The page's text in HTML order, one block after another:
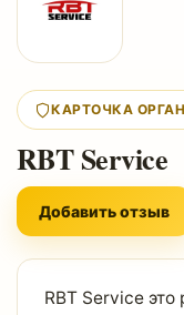
КАРТОЧКА
RBT Service
Добавить отзыв
RBT Service